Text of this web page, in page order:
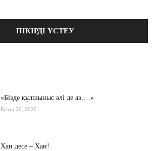
«Бізде құлшыныс әлі де аз….»
Қазан 20, 2020
Хан десе – Хан!